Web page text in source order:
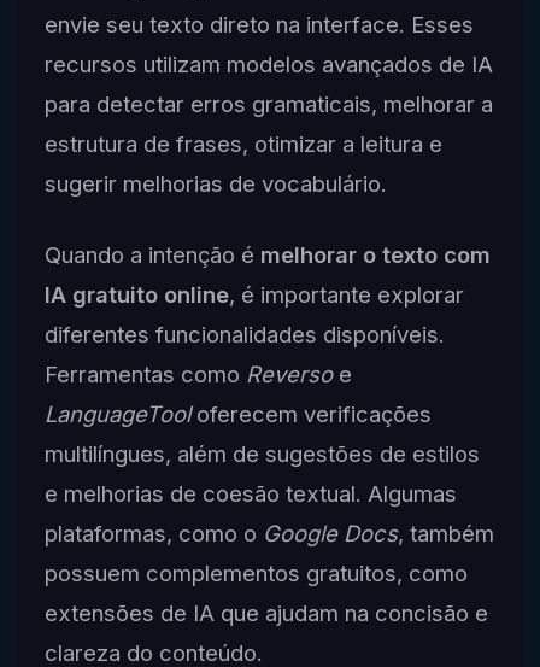
envie seu texto direto na interface. Esses
recursos utilizam modelos avançados de IA
para detectar erros gramaticais, melhorar a
estrutura de frases, otimizar a leitura e
sugerir melhorias de vocabulário.
Quando a intenção é melhorar o texto com
IA gratuito online, é importante explorar
diferentes funcionalidades disponíveis.
Ferramentas como Reversoe
LanguageTooloferecem verificações
multilíngues, além de sugestões de estilos
e melhorias de coesão textual. Algumas
plataformas, como o Google Docs, também
possuem complementos gratuitos, como
extensões de IA que ajudam na concisão e
clareza do conteúdo.